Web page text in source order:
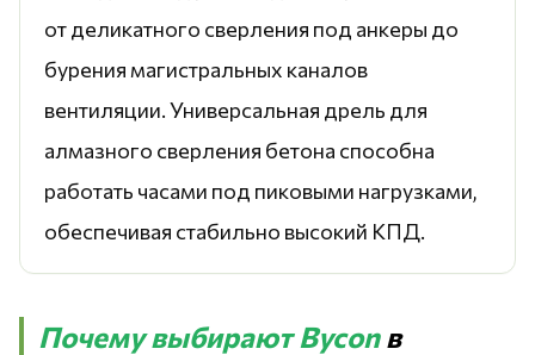
от деликатного сверления под анкеры до
бурения магистральных каналов
вентиляции. Универсальная дрель для
алмазного сверления бетона способна
работать часами под пиковыми нагрузками,
обеспечивая стабильно высокий КПД.
Почему выбирают Byconв